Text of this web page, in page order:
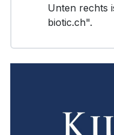
Unten rechts
biotic.ch".